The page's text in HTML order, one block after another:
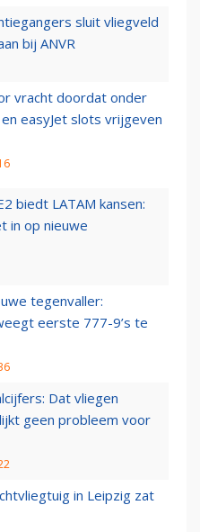
sluit vliegveld
bij ANVR
vracht doordat onder
easyJet slots vrijgeven
biedt LATAM kansen:
in op nieuwe
tegenvaller:
eerste 777-9’s te
Dat vliegen
geen probleem voor
in Leipzig zat